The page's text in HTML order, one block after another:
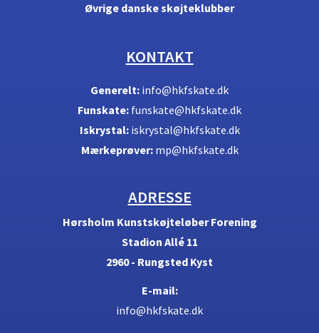
Øvrige danske skøjteklubber
KONTAKT
Generelt: info@hkfskate.dk
Funskate: funskate@hkfskate.dk
Iskrystal: iskrystal@hkfskate.dk
Mærkeprøver: mp@hkfskate.dk
ADRESSE
Hørsholm Kunstskøjteløber Forening
Stadion Allé 11
2960 - Rungsted Kyst
E-mail:
info@hkfskate.dk